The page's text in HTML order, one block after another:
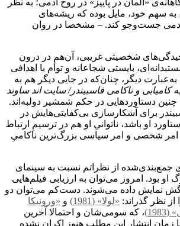
سهم خود، مایل بوده که ریشه‌های
جست‌وجو کند. – مشخصا در روان
شخصیتی غریبی، آن‌هم در درون
بایستی شجاعانه و توأم با اهدافی
دیگر، چنان‌که در جایی دیگر هم به
کامیابی و ناکامی فاسبیندر/ سایت اند ساوند
چنین دستاوردهایی در حکم شمشیر دولبه‌اند.
برای آشکارسازی بی‌کفایتی‌هایش در
او باشد، ناتوانیِ او هم در ترسیمِ ارتباط
شخصی و امر سیاسی بزرگ‌ترین ناکامیِ
جمع‌بندی‌شده از نظراتم نسبت به سینمای
او بود. امروز می‌توان به ارزیابی فیلم‌هایی
نمایش داده می‌شوند. دست‌کم می‌توان دو
نظر گذراند: «لولا» (1981) و «ورونیکا
، که سومی‌شان و احتمالا آخرین
زمان انتشار این مطلب هنوز اکران نشده